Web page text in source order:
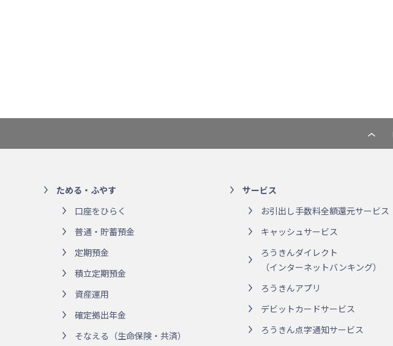
ためる・ふやす
口座をひらく
普通・貯蓄預金
定期預金
積立定期預金
資産運用
確定拠出年金
そなえる（生命保険・共済）
サービス
お引出し手数料全額還元サービス
キャッシュサービス
ろうきんダイレクト
（インターネットバンキング）
ろうきんアプリ
デビットカードサービス
ろうきん点字通知サービス